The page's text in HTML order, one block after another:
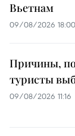
Вьетнам
09/08/2026 18:00
Причины,
туристы
09/08/2026 11:16